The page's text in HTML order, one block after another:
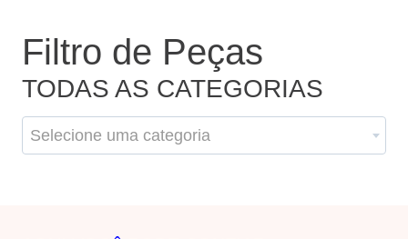
Filtro de Peças
TODAS AS CATEGORIAS
Selecione uma categoria